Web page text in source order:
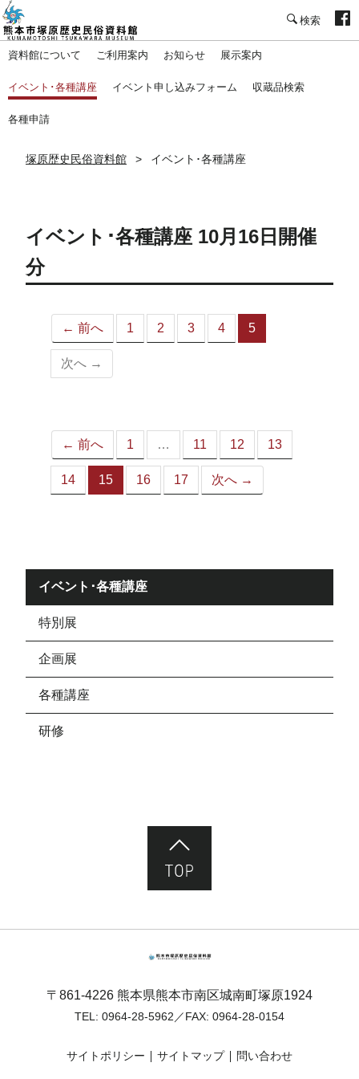
資料館について ご利用案内 お知らせ 展示案内
イベント･各種講座 イベント申し込みフォーム 収蔵品検索
各種申請
塚原歴史民俗資料館 イベント･各種講座
イベント･各種講座 10月16日開催
分
← 前へ 1 2 3 4 5
次へ →
← 前へ 1 … 11 12 13
14 15
（こ
16 17 次へ →
イベント･各種講座
特別展
企画展
各種講座
研修
〒861-4226 熊本県熊本市南区城南町塚原1924
TEL: 0964-28-5962 ／FAX: 0964-28-0154
サイトポリシー サイトマップ 問い合わせ